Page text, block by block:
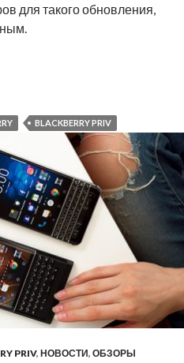
для такого обновления,
что PRIV не
BLACKBERRY PRIV
PRIV, НОВОСТИ, ОБЗОРЫ